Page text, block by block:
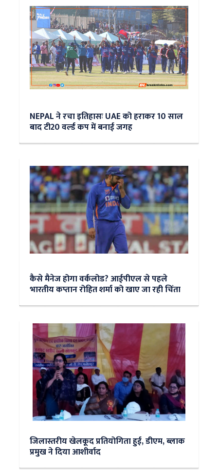
NEPAL ने रचा इतिहासः UAE को हराकर 10 साल
बाद टी20 वर्ल्ड कप में बनाई जगह
कैसे मैनेज होगा वर्कलोड? आईपीएल से पहले
भारतीय कप्तान रोहित शर्मा को खाए जा रही चिंता
जिलास्तरीय खेलकूद प्रतियोगिता हुई, डीएम, ब्लाक
प्रमुख ने दिया आशीर्वाद